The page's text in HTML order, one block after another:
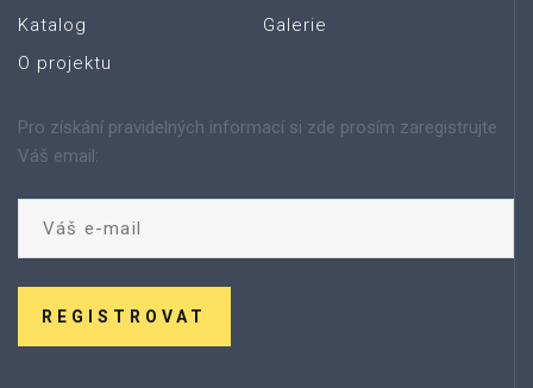
Katalog
O projektu
Galerie
Pro získání pravidelných informací si zde prosím zaregistrujte
Váš email:
REGISTROVAT